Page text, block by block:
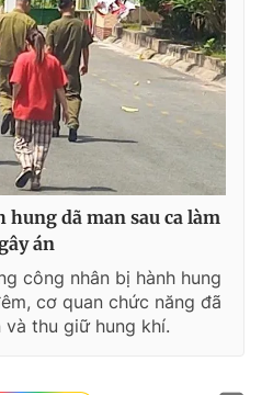
hung dã man sau ca làm
án
công nhân bị hành hung
cơ quan chức năng đã
thu giữ hung khí.